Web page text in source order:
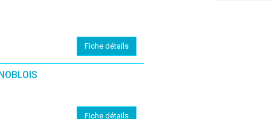
Fiche détails
Fiche détails